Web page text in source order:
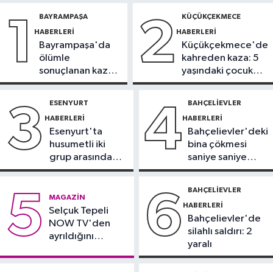
milyon yolcu taşıdı
Bilim ve Teknoloji
yeni nesil uydulara taşınıyor
taşınacak
komisyonda
1 BAYRAMPAŞA
HABERLERI
Bayrampaşa'da
ölümle
sonuçlanan kaza:
Sürücü
2 KÜÇÜKÇEKMECE
HABERLERI
Küçükçekmece'de
kahreden kaza: 5
yaşındaki çocuk
yoğun bakımda
3 ESENYURT
HABERLERI
Esenyurt'ta
husumetli iki
grup arasında
silahlı kavga
4 BAHÇELIEVLER
HABERLERI
Bahçelievler'deki
bina çökmesi
saniye saniye
görüntülendi
5 MAGAZIN
Selçuk Tepeli
NOW TV'den
ayrıldığını
6 BAHÇELIEVLER
HABERLERI
Bahçelievler'de
silahlı saldırı: 2
yaralı